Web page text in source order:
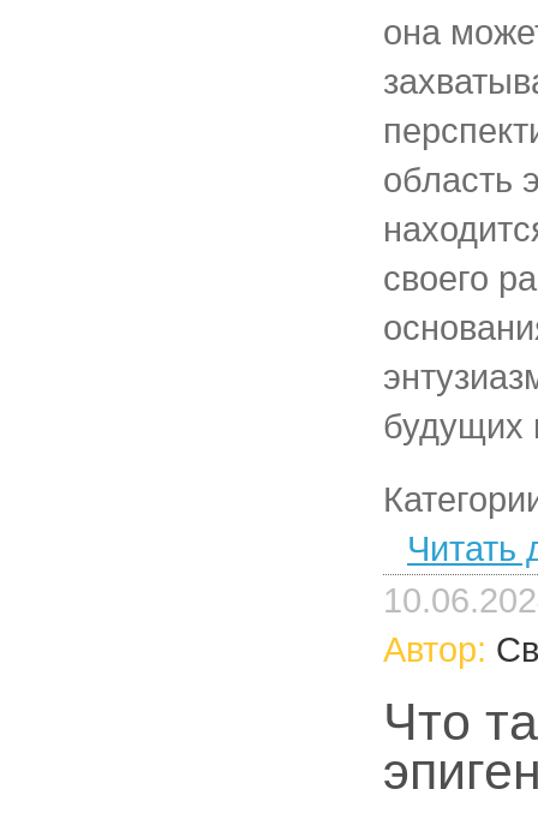
она
область
своего
будущих
Читать
Автор:
Что